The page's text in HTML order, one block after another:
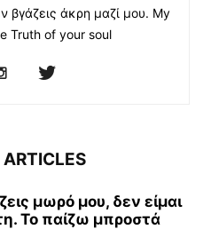
βγάζεις άκρη μαζί μου. My
Truth of your soul
μωρό μου, δεν είμαι
Το παίζω μπροστά